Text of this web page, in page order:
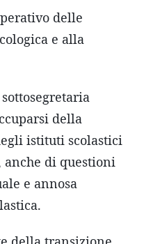
delle
e alla
della
istituti scolastici
di questioni
e annosa